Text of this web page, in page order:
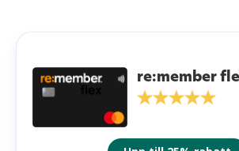
re:member